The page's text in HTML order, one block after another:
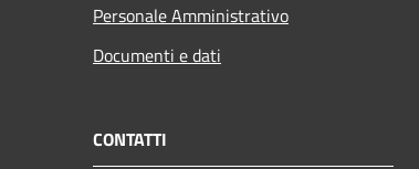
Personale Amministrativo
Documenti e dati
CONTATTI